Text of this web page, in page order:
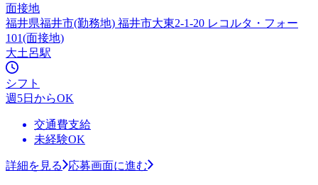
面接地
福井県福井市(勤務地) 福井市大東2-1-20 レコルタ・フォー
101(面接地)
大土呂駅
シフト
週5日からOK
交通費支給
未経験OK
詳細を見る 応募画面に進む